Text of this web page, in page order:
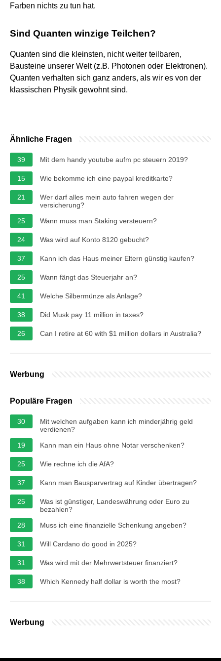
Farben nichts zu tun hat.
Sind Quanten winzige Teilchen?
Quanten sind die kleinsten, nicht weiter teilbaren,
Bausteine unserer Welt (z.B. Photonen oder Elektronen).
Quanten verhalten sich ganz anders, als wir es von der
klassischen Physik gewohnt sind.
Ähnliche Fragen
39 Mit dem handy youtube aufm pc steuern 2019?
15 Wie bekomme ich eine paypal kreditkarte?
21
Wer darf alles mein auto fahren wegen der
versicherung?
25
Wann muss man Staking versteuern?
24 Was wird auf Konto 8120 gebucht?
37 Kann ich das Haus meiner Eltern günstig kaufen?
25 Wann fängt das Steuerjahr an?
41 Welche Silbermünze als Anlage?
38 Did Musk pay 11 million in taxes?
26 Can I retire at 60 with $1 million dollars in Australia?
Werbung
Populäre Fragen
30
Mit welchen aufgaben kann ich minderjährig geld
verdienen?
19
Kann man ein Haus ohne Notar verschenken?
25 Wie rechne ich die AfA?
37 Kann man Bausparvertrag auf Kinder übertragen?
25
Was ist günstiger, Landeswährung oder Euro zu
bezahlen?
28
Muss ich eine finanzielle Schenkung angeben?
31 Will Cardano do good in 2025?
31 Was wird mit der Mehrwertsteuer finanziert?
38 Which Kennedy half dollar is worth the most?
Werbung